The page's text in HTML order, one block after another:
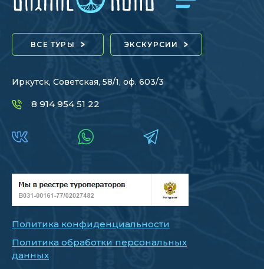
ВСЕ ТУРЫ ЭКСКУРСИИ
Иркутск, Советская, 58/1, оф. 603/3
8 914 954 51 22
Политика конфиденциальности
Политика обработки персональных
данных